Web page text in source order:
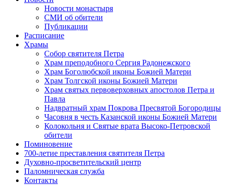
Новости монастыря
СМИ об обители
Публикации
Расписание
Храмы
Собор святителя Петра
Храм преподобного Сергия Радонежского
Храм Боголюбской иконы Божией Матери
Храм Толгской иконы Божией Матери
Храм святых первоверховных апостолов Петра и
Павла
Надвратный храм Покрова Пресвятой Богородицы
Часовня в честь Казанской иконы Божией Матери
Колокольня и Святые врата Высоко-Петровской
обители
Поминовение
700-летие преставления святителя Петра
Духовно-просветительский центр
Паломническая служба
Контакты